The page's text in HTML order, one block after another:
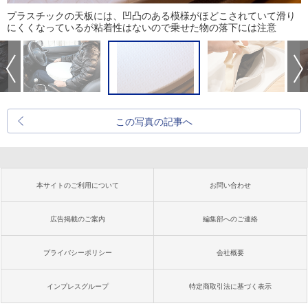
プラスチックの天板には、凹凸のある模様がほどこされていて滑り
にくくなっているが粘着性はないので乗せた物の落下には注意
この写真の記事へ
本サイトのご利用について お問い合わせ
広告掲載のご案内 編集部へのご連絡
プライバシーポリシー 会社概要
インプレスグループ 特定商取引法に基づく表示